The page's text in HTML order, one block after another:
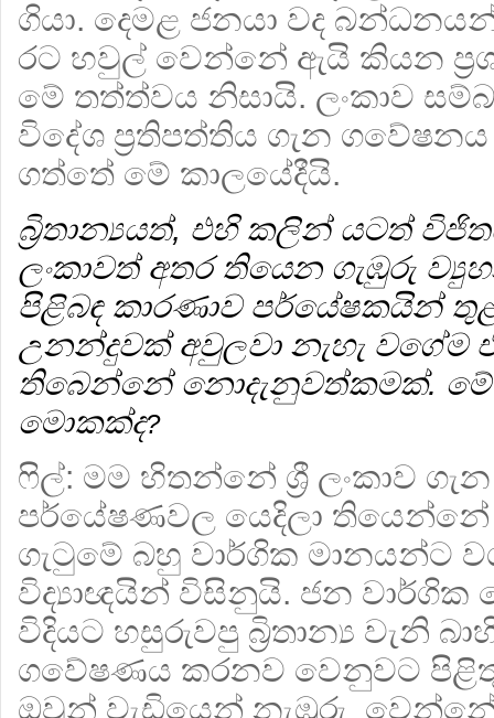
ගියා. දෙමළ ජනයා වද
රට හවුල් වෙන්නේ ඇයි කියන
මේ තත්ත්වය නිසායි. ලංකාව
විදේශ ප්‍රතිපත්තිය ගැන
ගත්තේ මේ කාලයේදීයි.
බ්‍රිතාන්‍යයත්, එහි කලින් යටත්
ලංකාවත් අතර තියෙන ගැඹුරු
පිළිබඳ කාරණාව පර්යේෂකයින්
උනන්දුවක් අවුලවා නැහැ
තිබෙන්නේ නොදැනුවත්කමක්.
මොකක්ද?
ෆිල්: මම හිතන්නේ ශ්‍රී ලංකාව
පර්යේෂණවල යෙදිලා
ගැටුමේ බහු වාර්ගික මානයන්ට
විද්‍යාඥයින් විසිනුයි. ජන වාර්ගික
විදියට හසුරුවපු බ්‍රිතාන්‍ය වැනි
ගවේෂණය කරනව වෙනුවට
ඔවුන් වැඩියෙන් නැඹුරු